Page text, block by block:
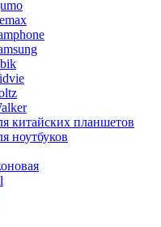
китайских планшетов
ноутбуков